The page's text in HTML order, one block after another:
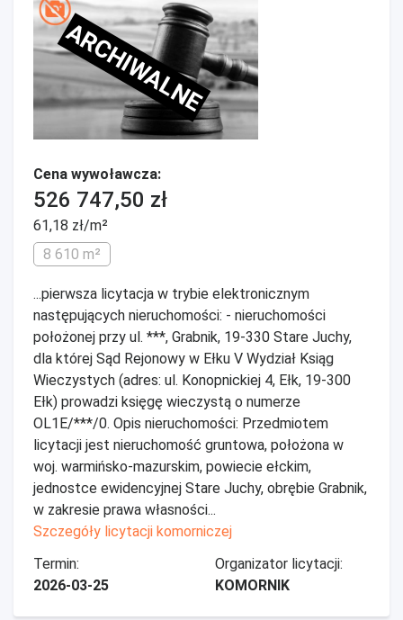
ARCHIWALNE
Cena wywoławcza:
526 747,50 zł
61,18 zł/m²
8 610 m²
...pierwsza licytacja w trybie elektronicznym
następujących nieruchomości: - nieruchomości
położonej przy ul. ***, Grabnik, 19-330 Stare Juchy,
dla której Sąd Rejonowy w Ełku V Wydział Ksiąg
Wieczystych (adres: ul. Konopnickiej 4, Ełk, 19-300
Ełk) prowadzi księgę wieczystą o numerze
OL1E/***/0. Opis nieruchomości: Przedmiotem
licytacji jest nieruchomość gruntowa, położona w
woj. warmińsko-mazurskim, powiecie ełckim,
jednostce ewidencyjnej Stare Juchy, obrębie Grabnik,
w zakresie prawa własności...
Szczegóły licytacji komorniczej
Termin:
2026-03-25
Organizator licytacji:
KOMORNIK